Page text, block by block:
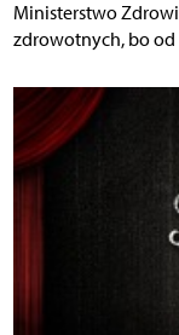
Ministerstwo
zdrowotnych, bo od